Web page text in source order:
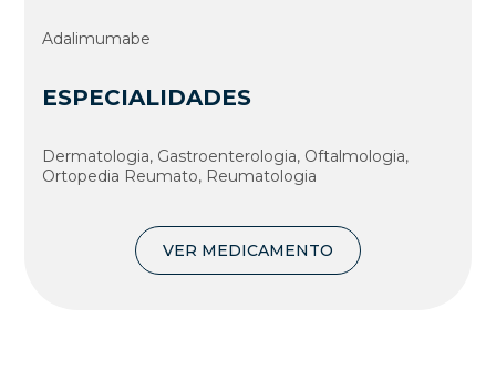
Adalimumabe
ESPECIALIDADES
Dermatologia, Gastroenterologia, Oftalmologia,
Ortopedia Reumato, Reumatologia
VER MEDICAMENTO